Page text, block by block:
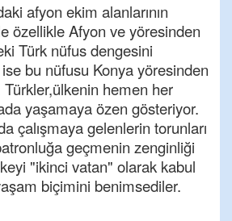
afyon ekim alanlarının
ile özellikle Afyon ve yöresinden
Türk nüfus dengesini
bu nüfusu Konya yöresinden
hemen her
yaşamaya özen gösteriyor.
çalışmaya gelenlerin torunları
geçmenin zenginliği
"ikinci vatan" olarak kabul
biçimini benimsediler.